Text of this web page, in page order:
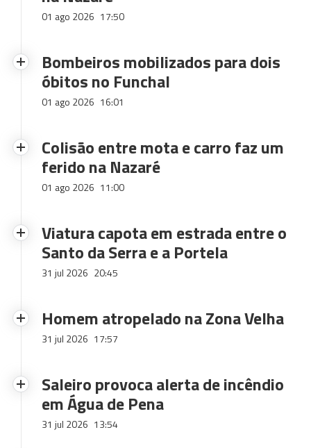
01 ago 2026 17:50
Bombeiros mobilizados para dois
óbitos no Funchal
01 ago 2026 16:01
Colisão entre mota e carro faz um
ferido na Nazaré
01 ago 2026 11:00
Viatura capota em estrada entre o
Santo da Serra e a Portela
31 jul 2026 20:45
Homem atropelado na Zona Velha
31 jul 2026 17:57
Saleiro provoca alerta de incêndio
em Água de Pena
31 jul 2026 13:54